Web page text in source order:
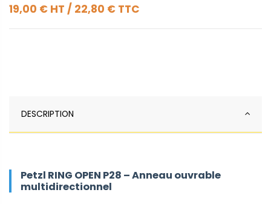
19,00 € HT / 22,80 € TTC
DESCRIPTION
Petzl RING OPEN P28 – Anneau ouvrable
multidirectionnel